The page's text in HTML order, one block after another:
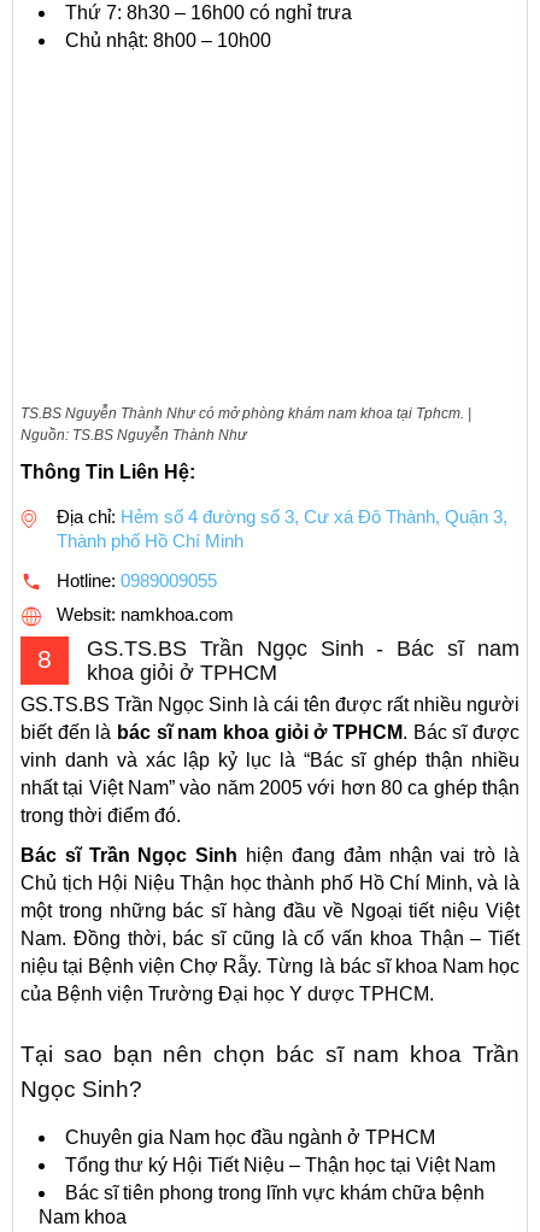
Thứ 7: 8h30 – 16h00 có nghỉ trưa
Chủ nhật: 8h00 – 10h00
TS.BS Nguyễn Thành Như có mở phòng khám nam khoa tại Tphcm. |
Nguồn: TS.BS Nguyễn Thành Như
Thông Tin Liên Hệ:
Địa chỉ: Hẻm số 4 đường số 3, Cư xá Đô Thành, Quận 3,
Thành phố Hồ Chí Minh
Hotline: 0989009055
Websit: namkhoa.com
8
GS.TS.BS Trần Ngọc Sinh - Bác sĩ nam
khoa giỏi ở TPHCM
GS.TS.BS Trần Ngọc Sinh là cái tên được rất nhiều người
biết đến là bác sĩ nam khoa giỏi ở TPHCM. Bác sĩ được
vinh danh và xác lập kỷ lục là “Bác sĩ ghép thận nhiều
nhất tại Việt Nam” vào năm 2005 với hơn 80 ca ghép thận
trong thời điểm đó.
Bác sĩ Trần Ngọc Sinh hiện đang đảm nhận vai trò là
Chủ tịch Hội Niệu Thận học thành phố Hồ Chí Minh, và là
một trong những bác sĩ hàng đầu về Ngoại tiết niệu Việt
Nam. Đồng thời, bác sĩ cũng là cố vấn khoa Thận – Tiết
niệu tại Bệnh viện Chợ Rẫy. Từng là bác sĩ khoa Nam học
của Bệnh viện Trường Đại học Y dược TPHCM.
Tại sao bạn nên chọn bác sĩ nam khoa Trần
Ngọc Sinh?
Chuyên gia Nam học đầu ngành ở TPHCM
Tổng thư ký Hội Tiết Niệu – Thận học tại Việt Nam
Bác sĩ tiên phong trong lĩnh vực khám chữa bệnh
Nam khoa